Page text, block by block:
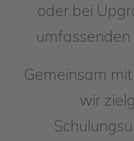
oder bei
Gemeinsam
wir